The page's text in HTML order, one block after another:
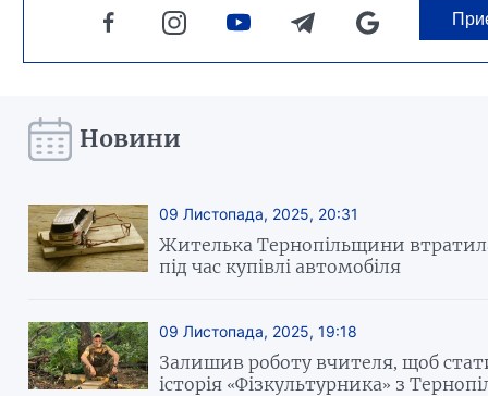
Новини
09 Листопада, 2025, 20:31
Жителька Тернопільщини
під час купівлі автомобіля
09 Листопада, 2025, 19:18
Залишив роботу вчителя, щоб
історія «Фізкультурника» з